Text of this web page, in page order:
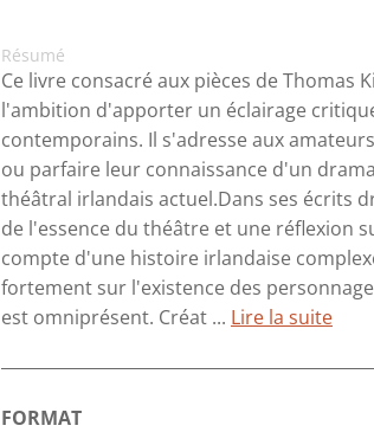
Résumé
Ce livre consacré aux pièces de
l'ambition d'apporter un éclairage
contemporains. Il s'adresse aux
ou parfaire leur connaissance d'un
théâtral irlandais actuel.Dans ses écrits
de l'essence du théâtre et une réflexion
compte d'une histoire irlandaise
fortement sur l'existence des
est omniprésent. Créat ... Lire la suite
FORMAT